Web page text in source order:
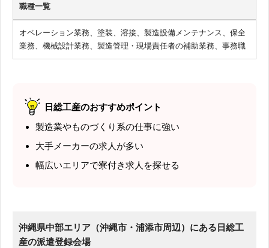
職種一覧
オペレーション業務、塗装、溶接、製造設備メンテナンス、保全
業務、機械設計業務、製造管理・現場責任者の補助業務、事務職
日総工産のおすすめポイント
製造業やものづくり系の仕事に強い
大手メーカーの求人が多い
幅広いエリアで寮付き求人を探せる
沖縄県中部エリア（沖縄市・浦添市周辺）にある日総工
産の派遣登録会場